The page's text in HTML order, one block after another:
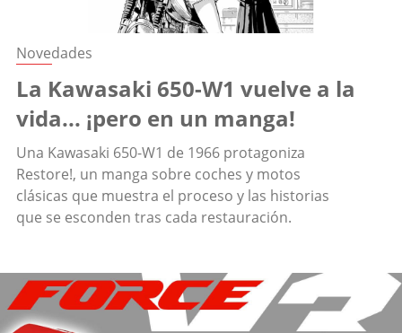
Novedades
La Kawasaki 650-W1 vuelve a la
vida... ¡pero en un manga!
Una Kawasaki 650-W1 de 1966 protagoniza
Restore!, un manga sobre coches y motos
clásicas que muestra el proceso y las historias
que se esconden tras cada restauración.